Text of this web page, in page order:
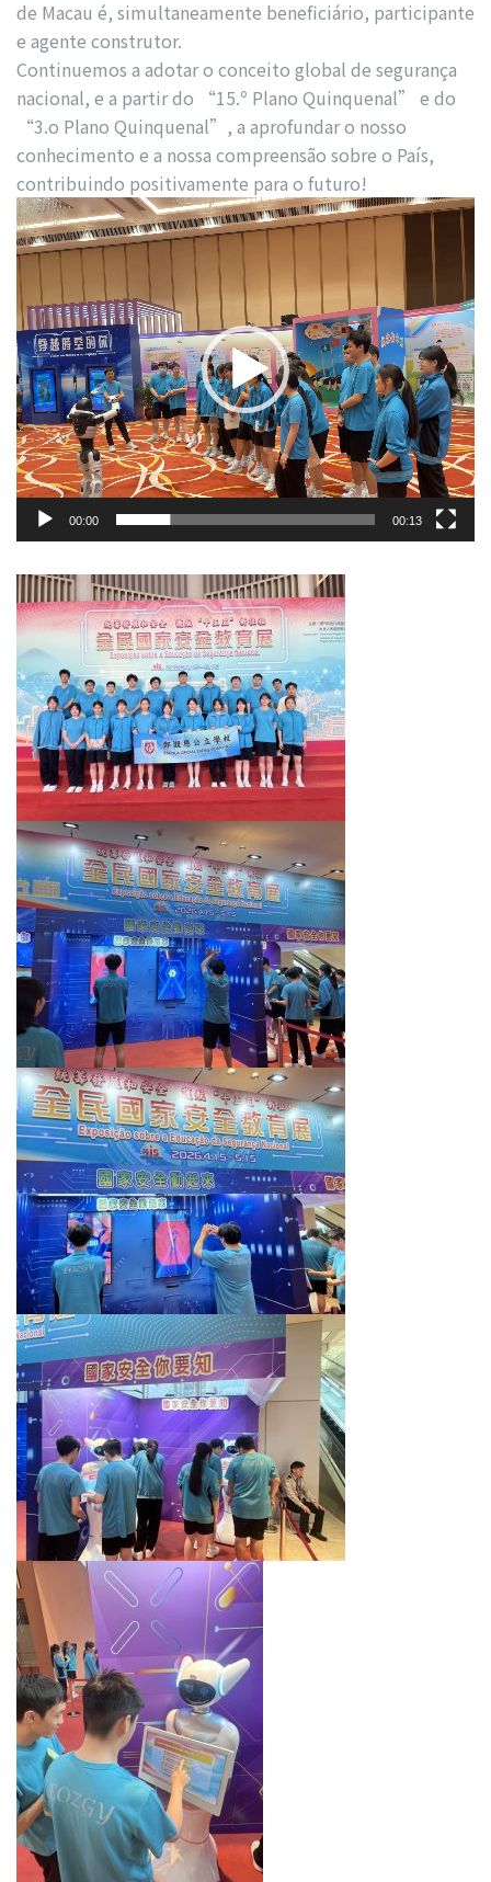
de Macau é, simultaneamente beneficiário, participante
e agente construtor.
Continuemos a adotar o conceito global de segurança
nacional, e a partir do “15.º Plano Quinquenal” e do
“3.o Plano Quinquenal”, a aprofundar o nosso
conhecimento e a nossa compreensão sobre o País,
contribuindo positivamente para o futuro!
視
訊
播
放
器
00:00 00:13